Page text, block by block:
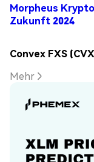
Morpheus
Zukunft 2024
Convex FXS
Mehr